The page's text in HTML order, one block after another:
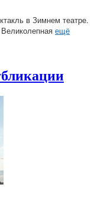
в Зимнем театре.
ещё